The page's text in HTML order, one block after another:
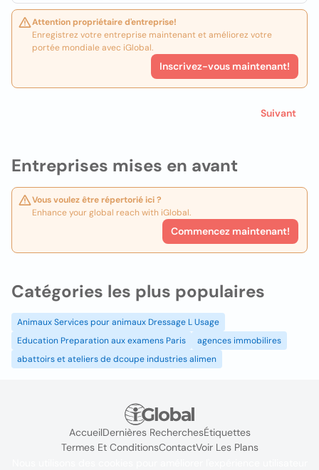
Entreprises mises en avant
Vous voulez être répertorié ici ?
Enhance your global reach with iGlobal.
Commencez maintenant!
Attention propriétaire d'entreprise!
Enregistrez votre entreprise maintenant et améliorez votre
portée mondiale avec iGlobal.
Inscrivez-vous maintenant!
Suivant
Catégories les plus populaires
Animaux Services pour animaux Dressage L Usage
Education Preparation aux examens Paris
agences immobilires
abattoirs et ateliers de dcoupe industries alimen
AccueilDernières RecherchesÉtiquettes
Termes Et ConditionsContactVoir Les Plans